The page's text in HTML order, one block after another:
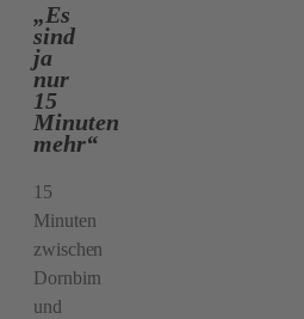
„Es
sind
ja
nur
15
Minuten
mehr“
15
Minuten
zwischen
Dornbirn
und